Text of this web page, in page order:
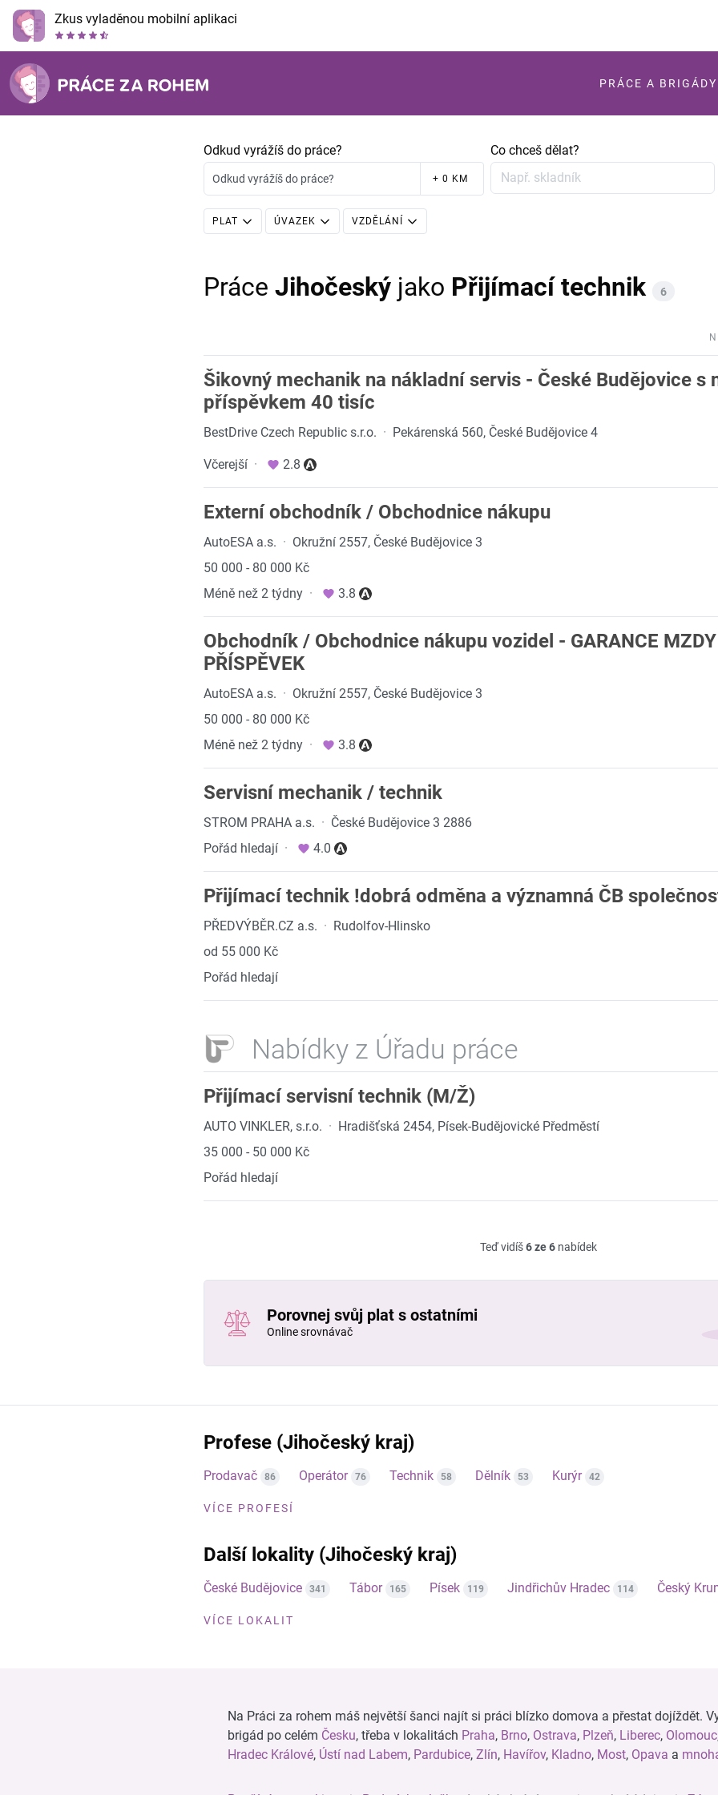
Zkus vyladěnou mobilní aplikaci
PRÁCE A BRIGÁDY
Odkud vyrážíš do práce?
Odkud vyrážíš do práce? + 0 KM
Co chceš dělat?
PLAT ÚVAZEK VZDĚLÁNÍ
Práce Jihočeský jako Přijímací technik 6
Šikovný mechanik na nákladní servis - České Budějovice s
příspěvkem 40 tisíc
BestDrive Czech Republic s.r.o. · Pekárenská 560, České Budějovice 4
Včerejší · 2.8
Externí obchodník / Obchodnice nákupu
AutoESA a.s. · Okružní 2557, České Budějovice 3
50 000 - 80 000 Kč
Méně než 2 týdny · 3.8
Obchodník / Obchodnice nákupu vozidel - GARANCE MZDY
PŘÍSPĚVEK
AutoESA a.s. · Okružní 2557, České Budějovice 3
50 000 - 80 000 Kč
Méně než 2 týdny · 3.8
Servisní mechanik / technik
STROM PRAHA a.s. · České Budějovice 3 2886
Pořád hledají · 4.0
Přijímací technik !dobrá odměna a významná ČB
PŘEDVÝBĚR.CZ a.s. · Rudolfov-Hlinsko
od 55 000 Kč
Pořád hledají
Nabídky z Úřadu práce
Přijímací servisní technik (M/Ž)
AUTO VINKLER, s.r.o. · Hradišťská 2454, Písek-Budějovické Předměstí
35 000 - 50 000 Kč
Pořád hledají
Teď vidíš6 ze 6 nabídek
Porovnej svůj plat s ostatními
Online srovnávač
Profese (Jihočeský kraj)
Prodavač 86 Operátor 76 Technik 58 Dělník 53 Kurýr 42
VÍCE PROFESÍ
Další lokality (Jihočeský kraj)
České Budějovice 341 Tábor 165 Písek 119 Jindřichův Hradec 114 Český
VÍCE LOKALIT
Na Práci za rohem máš největší šanci najít si práci blízko domova a přestat dojíždět.
brigád po celém Česku, třeba v lokalitách Praha, Brno, Ostrava, Plzeň, Liberec, Olomouc
Hradec Králové, Ústí nad Labem, Pardubice, Zlín, Havířov, Kladno, Most, Opava a